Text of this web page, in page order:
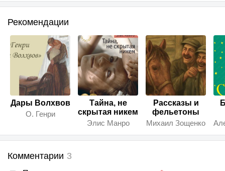
Рекомендации
Дары Волхвов
О. Генри
Тайна, не
скрытая никем
Элис Манро
Рассказы и
фельетоны
Михаил Зощенко
Комментарии 3